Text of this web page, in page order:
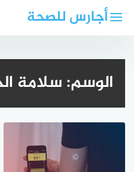
أجارس للصحة
الوسم:سلامة